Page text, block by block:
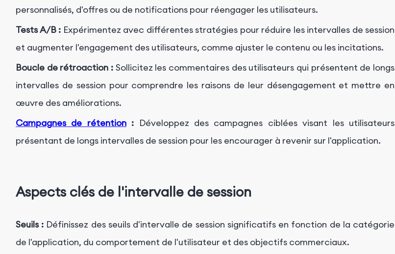
personnalisés, d'offres ou de notifications pour réengager les utilisateurs.
Tests A/B : Expérimentez avec différentes stratégies pour réduire les intervalles de session
et augmenter l'engagement des utilisateurs, comme ajuster le contenu ou les incitations.
Boucle de rétroaction : Sollicitez les commentaires des utilisateurs qui présentent de longs
intervalles de session pour comprendre les raisons de leur désengagement et mettre en
œuvre des améliorations.
Campagnes de rétention: Développez des campagnes ciblées visant les utilisateurs
présentant de longs intervalles de session pour les encourager à revenir sur l'application.
Aspects clés de l'intervalle de session
Seuils : Définissez des seuils d'intervalle de session significatifs en fonction de la catégorie
de l'application, du comportement de l'utilisateur et des objectifs commerciaux.